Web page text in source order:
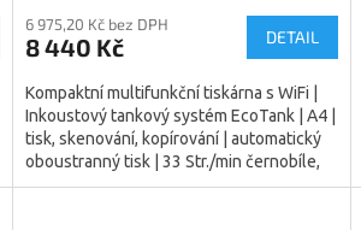
6 975,20 Kč bez DPH
8 440 Kč DETAIL
Kompaktní multifunkční tiskárna s WiFi |
Inkoustový tankový systém EcoTank | A4 |
tisk, skenování, kopírování | automatický
oboustranný tisk | 33 Str./min černobíle,
20 Str./min...